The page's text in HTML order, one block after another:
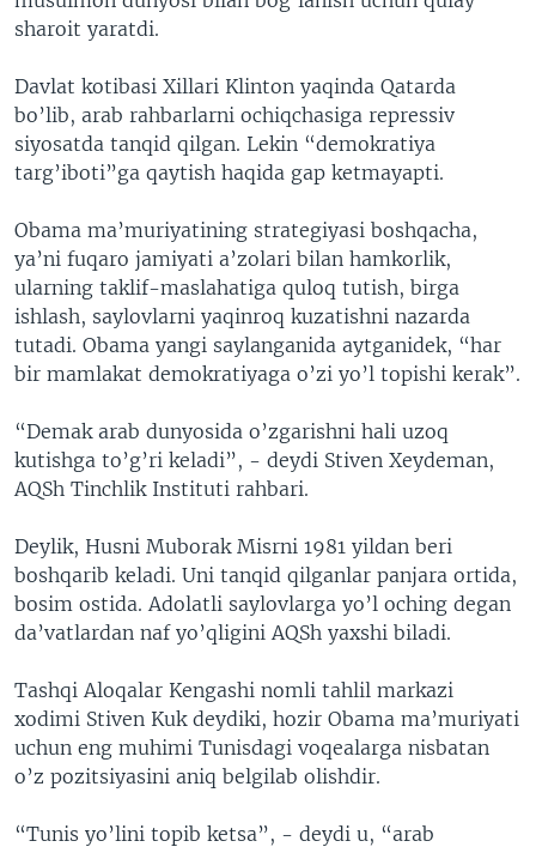
sharoit yaratdi.
Davlat kotibasi Xillari Klinton yaqinda Qatarda
bo’lib, arab rahbarlarni ochiqchasiga repressiv
siyosatda tanqid qilgan. Lekin “demokratiya
targ’iboti”ga qaytish haqida gap ketmayapti.
Obama ma’muriyatining strategiyasi boshqacha,
ya’ni fuqaro jamiyati a’zolari bilan hamkorlik,
ularning taklif-maslahatiga quloq tutish, birga
ishlash, saylovlarni yaqinroq kuzatishni nazarda
tutadi. Obama yangi saylanganida aytganidek, “har
bir mamlakat demokratiyaga o’zi yo’l topishi kerak”.
“Demak arab dunyosida o’zgarishni hali uzoq
kutishga to’g’ri keladi”, - deydi Stiven Xeydeman,
AQSh Tinchlik Instituti rahbari.
Deylik, Husni Muborak Misrni 1981 yildan beri
boshqarib keladi. Uni tanqid qilganlar panjara ortida,
bosim ostida. Adolatli saylovlarga yo’l oching degan
da’vatlardan naf yo’qligini AQSh yaxshi biladi.
Tashqi Aloqalar Kengashi nomli tahlil markazi
xodimi Stiven Kuk deydiki, hozir Obama ma’muriyati
uchun eng muhimi Tunisdagi voqealarga nisbatan
o’z pozitsiyasini aniq belgilab olishdir.
“Tunis yo’lini topib ketsa”, - deydi u, “arab